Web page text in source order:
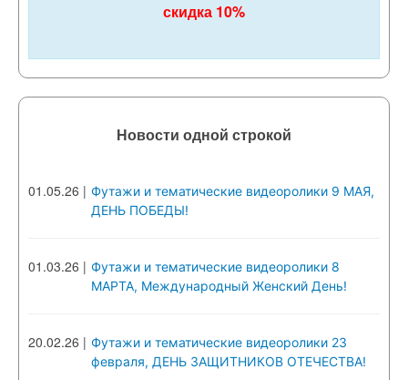
скидка 10%
Новости одной строкой
01.05.26 | Футажи и тематические видеоролики 9 МАЯ,
ДЕНЬ ПОБЕДЫ!
01.03.26 | Футажи и тематические видеоролики 8
МАРТА, Международный Женский День!
20.02.26 | Футажи и тематические видеоролики 23
февраля, ДЕНЬ ЗАЩИТНИКОВ ОТЕЧЕСТВА!